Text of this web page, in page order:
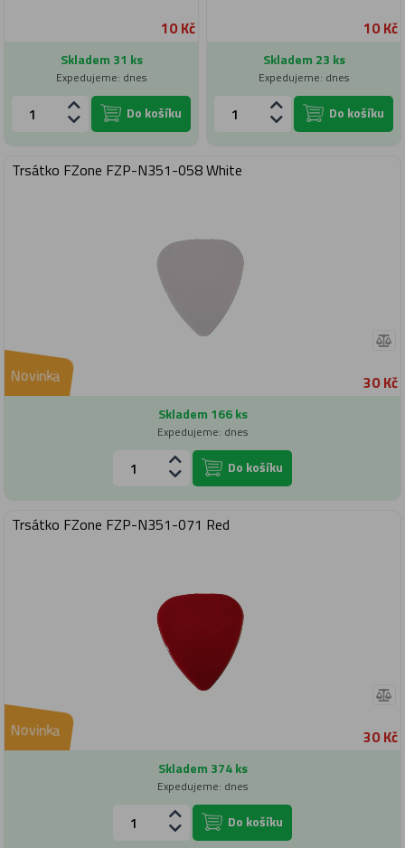
10 Kč
Skladem 31 ks
Expedujeme: dnes
Do košíku
10 Kč
Skladem 23 ks
Expedujeme: dnes
Do košíku
Trsátko FZone FZP-N351-058 White
Novinka 30 Kč
Skladem 166 ks
Expedujeme: dnes
Do košíku
Trsátko FZone FZP-N351-071 Red
Novinka 30 Kč
Skladem 374 ks
Expedujeme: dnes
Do košíku